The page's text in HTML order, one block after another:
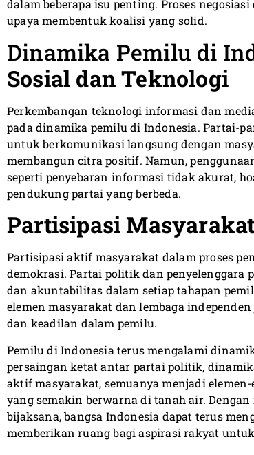
dalam beberapa isu penting. Proses
upaya membentuk koalisi yang solid.
Dinamika Pemilu di
Sosial dan Teknologi
Perkembangan teknologi informasi dan
pada dinamika pemilu di Indonesia. Partai-
untuk berkomunikasi langsung dengan
membangun citra positif. Namun,
seperti penyebaran informasi tidak akurat,
pendukung partai yang berbeda.
Partisipasi
Partisipasi aktif masyarakat dalam proses
demokrasi. Partai politik dan penyelenggara
dan akuntabilitas dalam setiap tahapan
elemen masyarakat dan lembaga
dan keadilan dalam pemilu.
Pemilu di Indonesia terus mengalami
persaingan ketat antar partai politik,
aktif masyarakat, semuanya menjadi
yang semakin berwarna di tanah air.
bijaksana, bangsa Indonesia dapat terus
memberikan ruang bagi aspirasi rakyat